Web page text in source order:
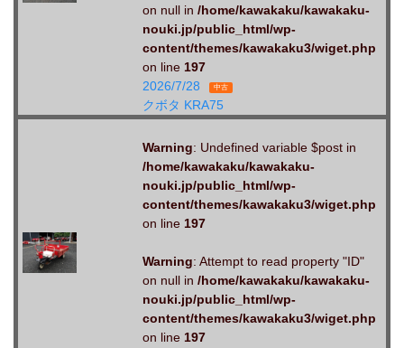
on null in /home/kawakaku/kawakaku-
nouki.jp/public_html/wp-
content/themes/kawakaku3/wiget.php
on line 197
2026/7/28
中古
クボタ KRA75
Warning: Undefined variable $post in
/home/kawakaku/kawakaku-
nouki.jp/public_html/wp-
content/themes/kawakaku3/wiget.php
on line 197
Warning: Attempt to read property "ID"
on null in /home/kawakaku/kawakaku-
nouki.jp/public_html/wp-
content/themes/kawakaku3/wiget.php
on line 197